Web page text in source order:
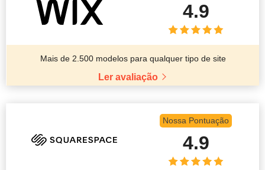
4.9
Mais de 2.500 modelos para qualquer tipo de site
Ler avaliação
Nossa Pontuação
4.9